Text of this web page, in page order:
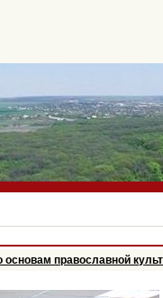
основам православной